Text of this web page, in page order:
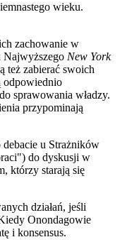
wieku.
zachowanie w
New York
też zabierać swoich
odpowiednio
sprawowania władzy.
przypominają
u Strażników
do dyskusji w
którzy starają się
działań, jeśli
Onondagowie
i konsensus.